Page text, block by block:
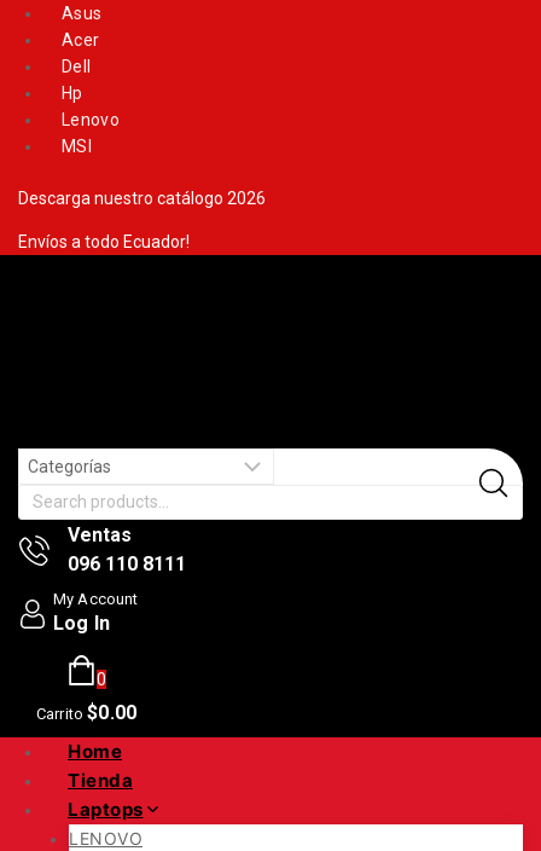
Skip
content
Asus
Acer
Dell
Hp
Lenovo
MSI
Descarga nuestro catálogo 2026
Envíos a todo Ecuador!
Search
for:
Ventas
096 110 8111
My Account
Log In
0
Carrito $0.00
Home
Tienda
Laptops
LENOVO